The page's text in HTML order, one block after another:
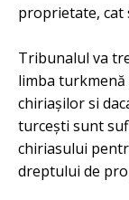
proprietate, cat
Tribunalul va
limba turkmenă
chiriașilor si
turcești sunt
chiriasului
dreptului de